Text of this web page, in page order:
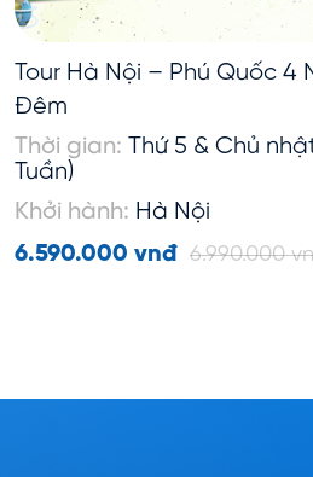
Tour Hà Nội – Phú Quốc 4
Đêm
Thời gian: Thứ 5 & Chủ
Tuần)
Khởi hành: Hà Nội
6.590.000 vnđ 6.990.000